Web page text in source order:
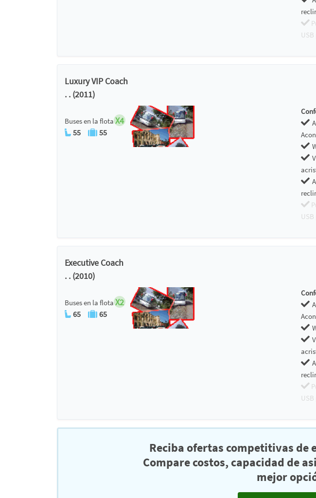
Luxury VIP Coach
. . (2011)
Buses en la flota X4
55 55
Executive Coach
. . (2010)
Buses en la flota X2
65 65
Reciba ofertas competitivas de
Compare costos, capacidad de
mejor